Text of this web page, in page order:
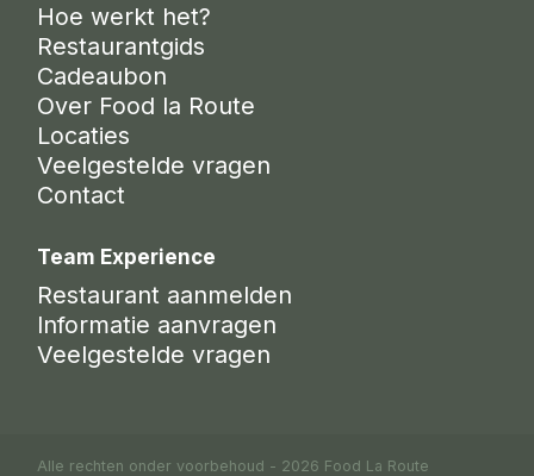
Hoe werkt het?
Restaurantgids
Cadeaubon
Over Food la Route
Locaties
Veelgestelde vragen
Contact
Team Experience
Restaurant aanmelden
Informatie aanvragen
Veelgestelde vragen
Alle rechten onder voorbehoud - 2026 Food La Route